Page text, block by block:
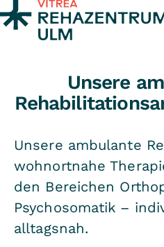
Zum Inhalt springen
Unsere
Unsere ambulante
wohnortnahe
den Bereichen
Psychosomatik –
alltagsnah.